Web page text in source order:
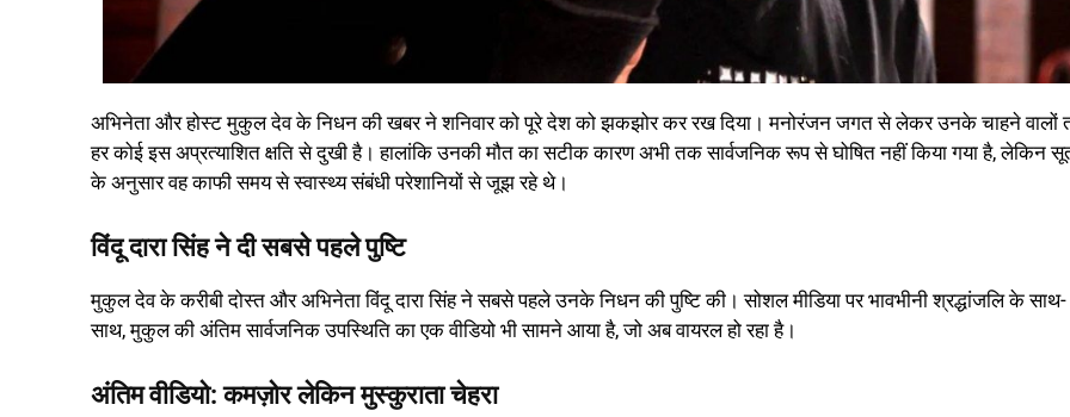
अभिनेता और होस्ट मुकुल देव के निधन की खबर ने शनिवार को पूरे देश को झकझोर कर रख दिया। मनोरंजन जगत से लेकर उनके चाहने वालों
हर कोई इस अप्रत्याशित क्षति से दुखी है। हालांकि उनकी मौत का सटीक कारण अभी तक सार्वजनिक रूप से घोषित नहीं किया गया है, लेकिन
के अनुसार वह काफी समय से स्वास्थ्य संबंधी परेशानियों से जूझ रहे थे।
विंदू दारा सिंह ने दी सबसे पहले पुष्टि
मुकुल देव के करीबी दोस्त और अभिनेता विंदू दारा सिंह ने सबसे पहले उनके निधन की पुष्टि की। सोशल मीडिया पर भावभीनी श्रद्धांजलि के साथ-
साथ, मुकुल की अंतिम सार्वजनिक उपस्थिति का एक वीडियो भी सामने आया है, जो अब वायरल हो रहा है।
अंतिम वीडियो: कमज़ोर लेकिन मुस्कुराता चेहरा